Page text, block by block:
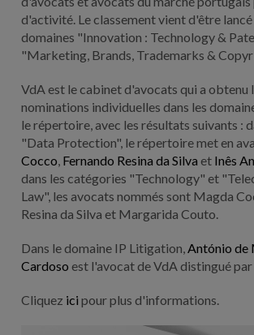
d'activité. Le classement vient d'être lancé
domaines "Innovation : Technology &
"Marketing, Brands, Trademarks &
VdA est le cabinet d'avocats qui a obtenu
nominations individuelles dans les
le répertoire, avec les résultats suivants :
"Data Protection", le répertoire met en
Cocco Fernando Resina da Silva et Inês
dans les catégories "Technology" et
Law", les avocats nommés sont Magda
Resina da Silva et Margarida Couto.
Dans le domaine IP Litigation, António de
Cardoso est l'avocat de VdA distingué
Cliquez ici pour plus d'informations.